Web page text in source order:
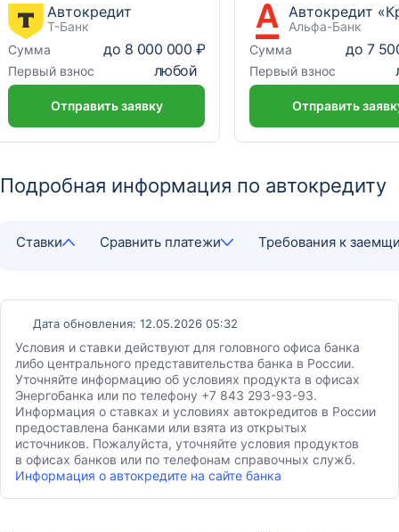
Автокредит
Т-Банк
Сумма
до 8 000 000 ₽
Первый взнос любой
Отправить заявку
Альфа-Банк
Сумма
до 7
Первый взнос
Отправить
Подробная информация по автокредиту
Ставки Сравнить платежи Требования к
Дата обновления: 12.05.2026 05:32
Условия и ставки действуют для головного офиса банка
либо центрального представительства банка в России.
Уточняйте информацию об условиях продукта в офисах
Энергобанка или по телефону +7 843 293-93-93.
Информация о ставках и условиях автокредитов в России
предоставлена банками или взята из открытых
источников. Пожалуйста, уточняйте условия продуктов
в офисах банков или по телефонам справочных служб.
Информация о автокредите на сайте банка